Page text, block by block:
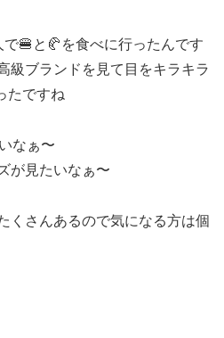
🍔と🥐を食べに行ったんです
級ブランドを見て目をキラキラ
たですね
なぁ〜
が見たいなぁ〜
くさんあるので気になる方は個